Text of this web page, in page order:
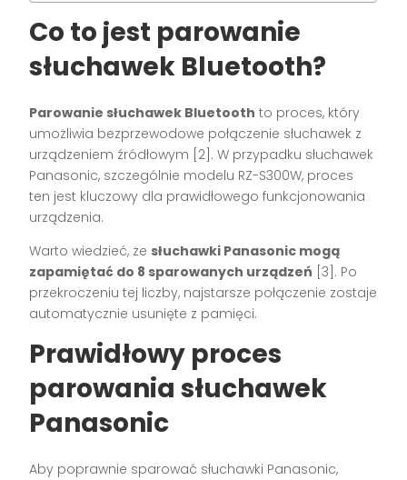
Co to jest parowanie
słuchawek Bluetooth?
Parowanie słuchawek Bluetooth to proces, który
umożliwia bezprzewodowe połączenie słuchawek z
urządzeniem źródłowym [2]. W przypadku słuchawek
Panasonic, szczególnie modelu RZ-S300W, proces
ten jest kluczowy dla prawidłowego funkcjonowania
urządzenia.
Warto wiedzieć, że słuchawki Panasonic mogą
zapamiętać do 8 sparowanych urządzeń [3]. Po
przekroczeniu tej liczby, najstarsze połączenie zostaje
automatycznie usunięte z pamięci.
Prawidłowy proces
parowania słuchawek
Panasonic
Aby poprawnie sparować słuchawki Panasonic,